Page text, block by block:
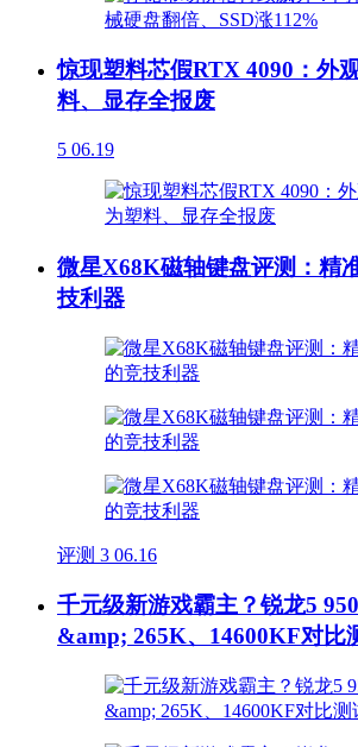
惊现塑料芯假RTX 4090：外
料、显存全报废
5 06.19
微星X68K磁轴键盘评测：精
技利器
评测 3 06.16
千元级新游戏霸主？锐龙5
&amp; 265K、14600KF对比